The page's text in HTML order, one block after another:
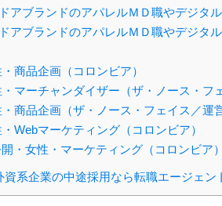
アブランドのアパレルＭＤ職やデジタ
アブランドのアパレルＭＤ職やデジタ
商品企画（コロンビア）
マーチャンダイザー（ザ・ノース・フ
商品企画（ザ・ノース・フェイス／運
Webマーケティング（コロンビア）
・女性・マーケティング（コロンビア）
資系企業の中途採用なら転職エージェ